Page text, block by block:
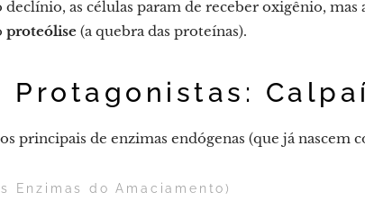
declínio, as células param de receber oxigênio,
proteólise (a quebra das proteínas).
Protagonistas:
principais de enzimas endógenas (que já nascem
Enzimas do Amaciamento)